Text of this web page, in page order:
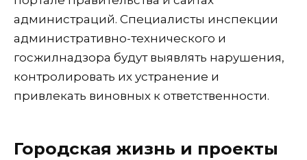
администраций. Специалисты инспекции
административно-технического и
госжилнадзора будут выявлять нарушения,
контролировать их устранение и
привлекать виновных к ответственности.
Городская жизнь и проекты